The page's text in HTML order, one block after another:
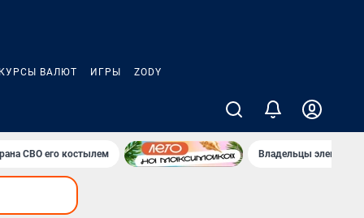
ВАЛЮТ ИГРЫ ZODY
СВО его костылем Владельцы